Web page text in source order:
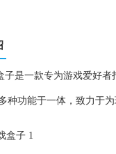
子是一款专为游戏爱好
种功能于一体，致力于为